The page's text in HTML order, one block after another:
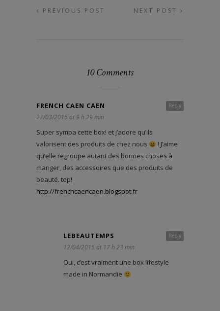
PREVIOUS POST NEXT POST
10 Comments
Reply
FRENCH CAEN CAEN
27/03/2015 at 9 h 29 min
Super sympa cette box! et j’adore qu’ils
valorisent des produits de chez nous
! J’aime
qu’elle regroupe autant des bonnes choses à
manger, des accessoires que des produits de
beauté. top!
http://frenchcaencaen.blogspot.fr
Reply
LEBEAUTEMPS
12/04/2015 at 17 h 23 min
Oui, c’est vraiment une box lifestyle
made in Normandie